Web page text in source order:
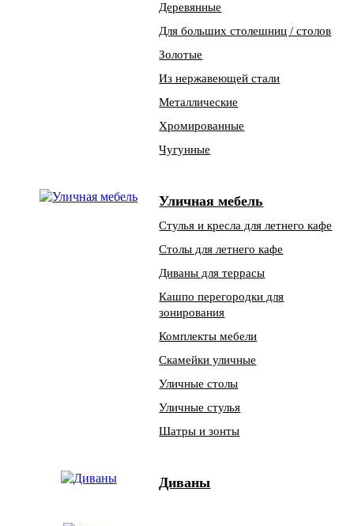
Деревянные
Для больших столешниц / столов
Золотые
Из нержавеющей стали
Металлические
Хромированные
Чугунные
Уличная мебель
Стулья и кресла для летнего кафе
Столы для летнего кафе
Диваны для террасы
Кашпо перегородки для
зонирования
Комплекты мебели
Скамейки уличные
Уличные столы
Уличные стулья
Шатры и зонты
Диваны